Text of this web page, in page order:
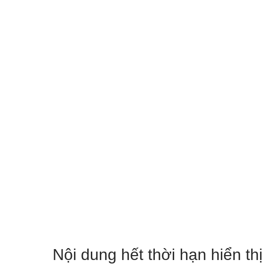
Nội dung hết thời hạn hiển thị